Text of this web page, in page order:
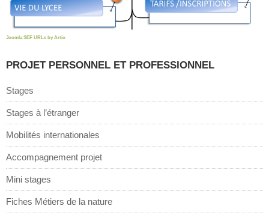
Joomla SEF URLs by Artio
PROJET PERSONNEL ET PROFESSIONNEL
Stages
Stages à l’étranger
Mobilités internationales
Accompagnement projet
Mini stages
Fiches Métiers de la nature